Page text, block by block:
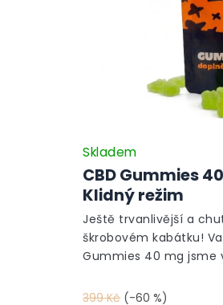
CBD Gummies
Klidný režim
Skladem
399 Kč (-60 %)
Ještě trvanlivější a
škrobovém kabátku!
Gummies 40 mg jsme
čerstvost. Zamilujete